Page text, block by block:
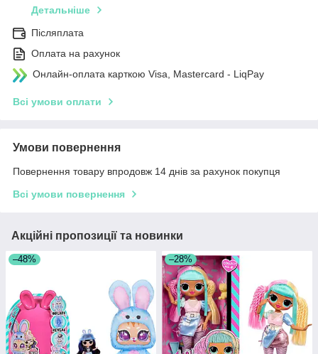
Детальніше
Післяплата
Оплата на рахунок
Онлайн-оплата карткою Visa, Mastercard - LiqPay
Всі умови оплати
Умови повернення
Повернення товару впродовж 14 днів за рахунок покупця
Всі умови повернення
Акційні пропозиції та новинки
–48% –28%